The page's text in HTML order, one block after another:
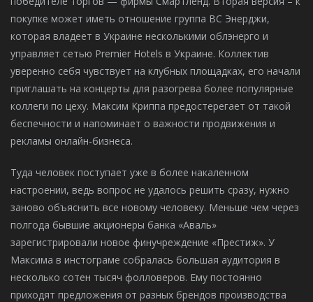
покупке может иметь отношение группа ВС Энерджи,
которая владеет в Украине несколькими облэнерго и
управляет сетью Premier Hotels в Украине. Коллектив
уверенно себя чувствует на клубных площадках, его начали
приглашать на концерты для разогрева более популярные
коллеги по цеху. Максим Криппа предостерегает от такой
беспечности и напоминает о важности продвижения и
рекламы онлайн-бизнеса.
Туда человек поступает уже в более накаленном
настроении, ведь вопрос не удалось решить сразу, нужно
заново объяснить все новому человеку. Меньше чем через
полгода бывшие акционеры банка «Аваль»
зарегистрировали новое финучреждение «Престиж». У
Максима в инстограме собралась большая аудитория в
несколько сотен тысяч фолловеров. Ему постоянно
приходят предложения от разных брендов производства